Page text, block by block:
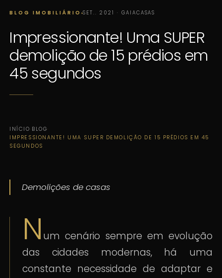
BLOG IMOBILIÁRIO SET.. 2021 · GAIACASAS
Impressionante! Uma SUPER
demolição de 15 prédios em
45 segundos
INÍCIO·BLOG·
IMPRESSIONANTE! UMA SUPER DEMOLIÇÃO DE 15 PRÉDIOS EM 45
SEGUNDOS
Demolições de casas
N um cenário sempre em evolução
das cidades modernas, há uma
constante necessidade de adaptar e